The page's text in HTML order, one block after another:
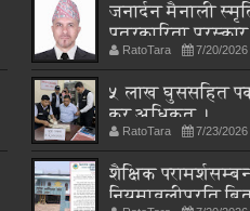
जनार्दन मैनाली
पत्रकारिता पुरस्कार
थपलियालाई
RatoTara 7/20/2026
५ लाख घुससहित
कर अधिकृत ।
RatoTara 7/23/2026
शैक्षिक
नियमावलीप्रति